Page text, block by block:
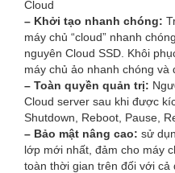
Cloud
– Khởi tạo nhanh chóng:
máy chủ “cloud” nhanh
nguyên Cloud SSD. Khôi
máy chủ ảo nhanh chóng và
– Toàn quyền quản trị:
Cloud server sau khi được
Shutdown, Reboot, Pause,
– Bảo mật nâng cao: sử
lớp mới nhất, đảm cho máy
toàn thời gian trên đối với